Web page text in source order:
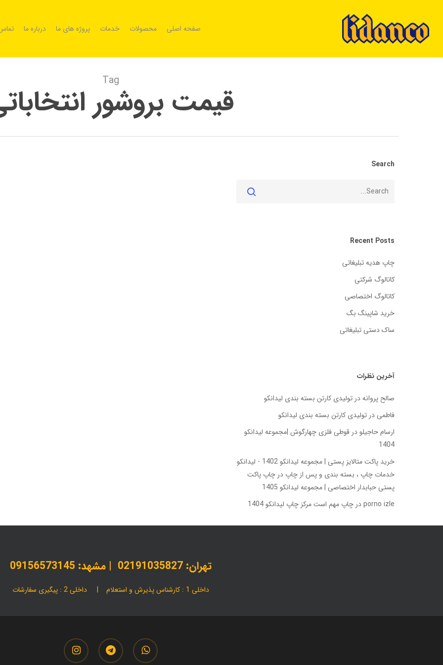
main
content
صفحه اصلی محصولات خدمات پروژه های ما درباره ما
Tag
قیمت بروشور
Search
Recent Posts
چاپ هدیه تبلیغاتی
کاتالوگ شرکتی
کاتالوگ اختصاصی
خرید شاپینگ بگ
ساک دستی تبلیغاتی
آخرین نظرات
صالح پروانهدرتولیدی کارتن بسته‌ بندی لیدانکو
فاطمیدرتولیدی کارتن بسته‌ بندی لیدانکو
ارسام حاجیلودرقوطی فلزی چهارگوش |مجموعه لیدانکو
1404
خرید پاکت متالایز پستی | مجموعه لیدانکو 1402 - لیدانکو
خدمات چاپ ، بسته بندی و پس از چاپ درچاپ پاکت
پستی حبابدار اختصاصی | مجموعه لیدانکو 1405
porno izleدرچاپ مهم است مرکز چاپ لیدانکو 1404
تهران: 02191035827 | مشهد: 09156573145
داخلی 1 : کارشناس پذیرش و استعلام | داخلی 2 : پیگیری سفارشات
instagram telegram whatsapp